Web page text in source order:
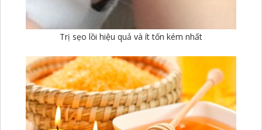
Trị sẹo lồi hiệu quả và ít tốn kém nhất